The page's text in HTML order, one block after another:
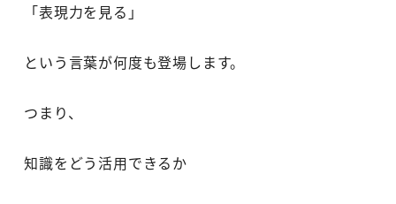
「表現力を見る」
という言葉が何度も登場します。
つまり、
知識をどう活用できるか